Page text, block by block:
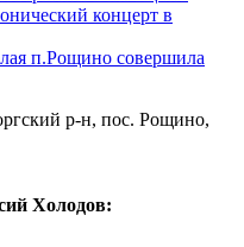
концерт в
п.Рощино совершила
р-н, пос. Рощино,
Холодов: